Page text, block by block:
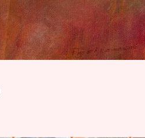
Skip to main